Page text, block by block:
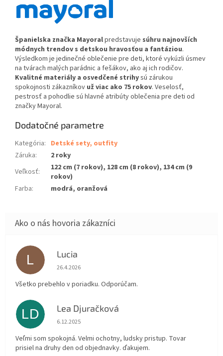
Španielska značka Mayoralpredstavuje súhru najnovších
módnych trendov s detskou hravosťou a fantáziou.
Výsledkom je jedinečné oblečenie pre deti, ktoré vykúzli úsmev
na tvárach malých parádnic a fešákov, ako aj ich rodičov.
Kvalitné materiály a osvedčené strihysú zárukou
spokojnosti zákazníkov už viac ako 75 rokov. Veselosť,
pestrosť a pohodlie sú hlavné atribúty oblečenia pre deti od
značky Mayoral.
Dodatočné parametre
Kategória: Detské sety, outfity
Záruka:
2 roky
Veľkosť:
122 cm (7 rokov), 128 cm (8 rokov), 134 cm (9
rokov)
Farba: modrá, oranžová
L Lucia
Hodnotenie obchodu je 5 z 5 hviezdičiek.
26.4.2026
Všetko prebehlo v poriadku. Odporúčam.
LD Lea Djuračková
Hodnotenie obchodu je 5 z 5 hviezdičiek.
6.12.2025
Veľmi som spokojná. Velmi ochotny, ludsky pristup. Tovar
prisiel na druhy den od objednavky. ďakujem.